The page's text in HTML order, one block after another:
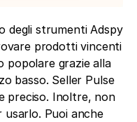
degli strumenti Adspy
prodotti vincenti
popolare grazie alla
basso. Seller Pulse
preciso. Inoltre, non
usarlo. Puoi anche